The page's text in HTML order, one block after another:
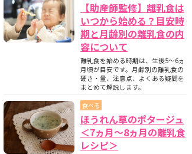
【助産師監修】離乳食は
いつから始める？目安時
期と月齢別の離乳食の内
容について
離乳食を始める時期は、生後5〜6ヵ
月頃が目安です。月齢別の離乳食の
硬さ・量、注意点、よくある疑問を
まとめて解説します。
食べる
ほうれん草のポタージュ
＜7ヵ月〜8ヵ月の離乳食
レシピ＞